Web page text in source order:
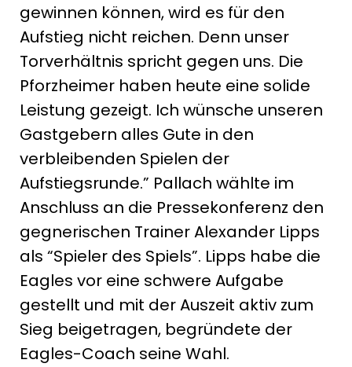
gewinnen können, wird es für den
Aufstieg nicht reichen. Denn unser
Torverhältnis spricht gegen uns. Die
Pforzheimer haben heute eine solide
Leistung gezeigt. Ich wünsche unseren
Gastgebern alles Gute in den
verbleibenden Spielen der
Aufstiegsrunde.” Pallach wählte im
Anschluss an die Pressekonferenz den
gegnerischen Trainer Alexander Lipps
als “Spieler des Spiels”. Lipps habe die
Eagles vor eine schwere Aufgabe
gestellt und mit der Auszeit aktiv zum
Sieg beigetragen, begründete der
Eagles-Coach seine Wahl.